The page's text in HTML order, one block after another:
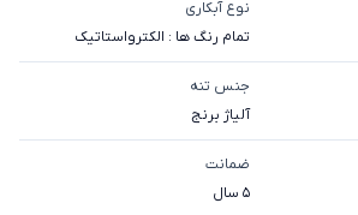
نوع آبکاری
تمام رنگ ها : الکترواستاتیک
جنس تنه
آلیاژ برنج
ضمانت
5 سال